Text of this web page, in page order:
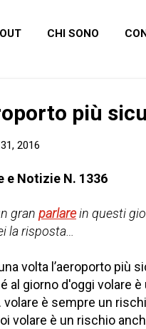
CHI SONO
più
2016
e Notizie N. 1336
gran parlarein questi
la risposta…
una volta l’aeroporto più
al giorno d'oggi volare è
volare è sempre un
volare è un rischio